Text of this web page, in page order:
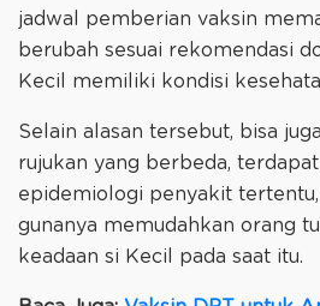
jadwal pemberian vaksin
berubah sesuai rekomendasi
Kecil memiliki kondisi
Selain alasan tersebut, bisa
rujukan yang berbeda,
epidemiologi penyakit
gunanya memudahkan orang
keadaan si Kecil pada saat itu.